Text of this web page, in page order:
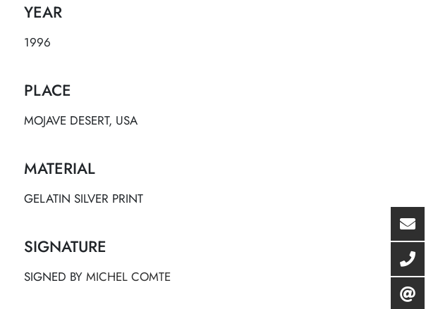
YEAR
1996
PLACE
MOJAVE DESERT, USA
MATERIAL
GELATIN SILVER PRINT
SIGNATURE
SIGNED BY MICHEL COMTE